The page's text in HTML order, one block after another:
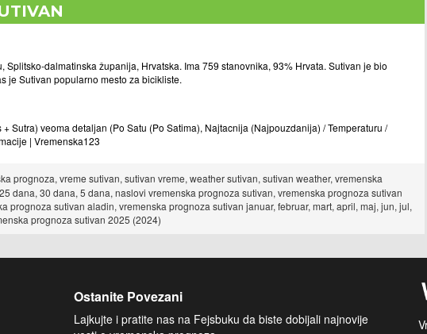
dalmatinska županija, Hrvatska. Ima 759 stanovnika, 93% Hrvata. Sutivan je bio
je Sutivan popularno mesto za bicikliste.
Sutra) veoma detaljan (Po Satu (Po Satima), Najtacnija (Najpouzdanija) / Temperaturu /
| Vremenska123
prognoza, vreme sutivan, sutivan vreme, weather sutivan, sutivan weather, vremenska
dana, 30 dana, 5 dana, naslovi vremenska prognoza sutivan, vremenska prognoza sutivan
prognoza sutivan aladin, vremenska prognoza sutivan januar, februar, mart, april, maj, jun, jul,
prognoza sutivan 2025 (2024)
Ostanite Povezani
Lajkujte i pratite nas na Fejsbuku da biste dobijali najnovije